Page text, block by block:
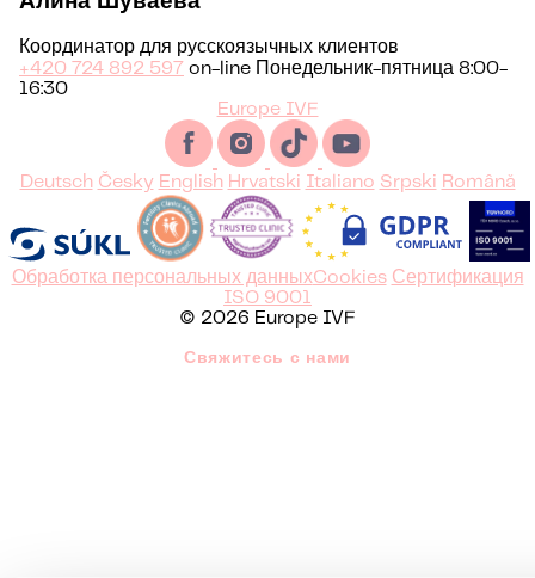
Координатор для русскоязычных клиентов
+420 724 892 597 on-line Понедельник-пятница 8:00-
16:30
Europe IVF
Deutsch Česky English Hrvatski Italiano Srpski Română
Обработка персональных данныхCookies Сертификация
ISO 9001
© 2026 Europe IVF
Свяжитесь с нами